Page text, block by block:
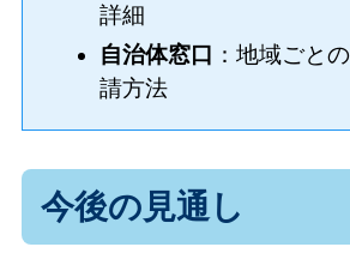
詳細
自治体窓口 ：地域ごと
請方法
今後の見通し